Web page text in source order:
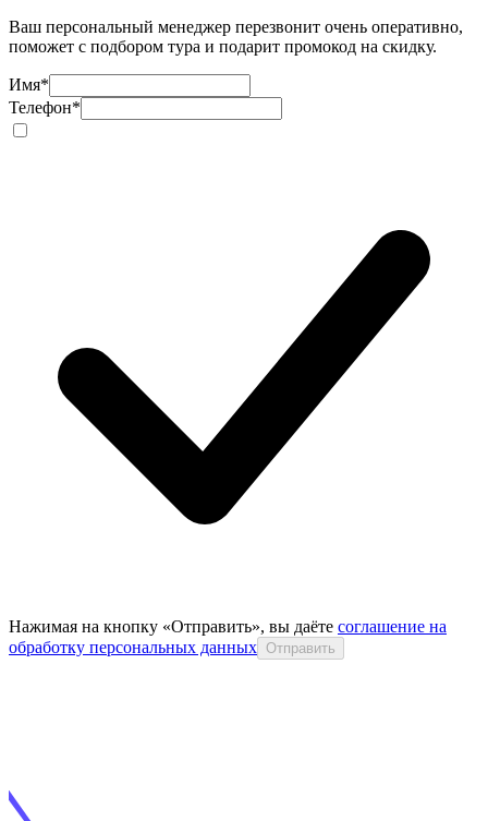
Ваш персональный менеджер перезвонит очень оперативно,
поможет с подбором тура и подарит промокод на скидку.
Имя*
Телефон*
Нажимая на кнопку «Отправить», вы даёте соглашение на
обработку персональных данных Отправить